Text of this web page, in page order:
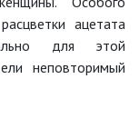
ацетата
для этой
неповторимый